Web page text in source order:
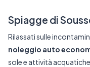
Spiagge di
Rilassati sulle
noleggio auto
sole e attività